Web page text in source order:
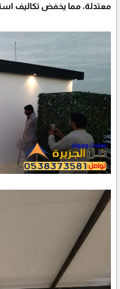
معتدلة، مما يخفض تكاليف